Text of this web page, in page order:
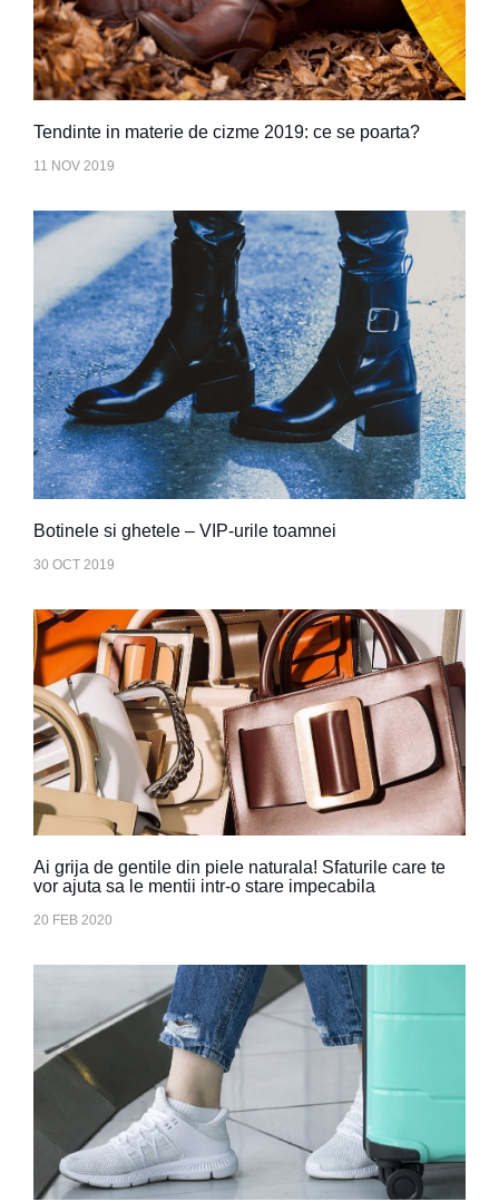
Tendinte in materie de cizme 2019: ce se poarta?
11 NOV 2019
Botinele si ghetele – VIP-urile toamnei
30 OCT 2019
Ai grija de gentile din piele naturala! Sfaturile care te
vor ajuta sa le mentii intr-o stare impecabila
20 FEB 2020